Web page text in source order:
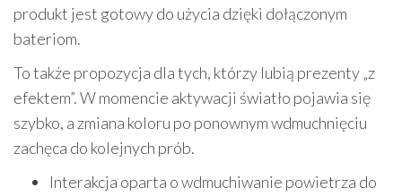
produkt jest gotowy do użycia dzięki dołączonym
bateriom.
To także propozycja dla tych, którzy lubią prezenty „z
efektem”. W momencie aktywacji światło pojawia się
szybko, a zmiana koloru po ponownym wdmuchnięciu
zachęca do kolejnych prób.
Interakcja oparta o wdmuchiwanie powietrza do